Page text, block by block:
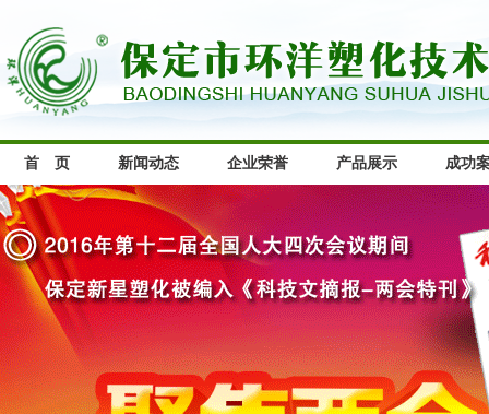
首 页 新闻动态 企业荣誉 产品展示 成功